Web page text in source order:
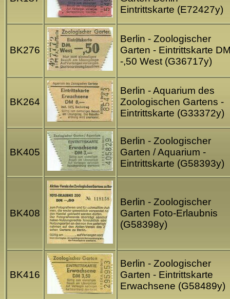
Eintrittskarte (E72427y)
BK276
Berlin - Zoologischer
Garten - Eintrittskarte
-,50 West (G36717y)
BK264
Berlin - Aquarium des
Zoologischen Gartens -
Eintrittskarte (G33372y)
BK405
Berlin - Zoologischer
Garten / Aquarium -
Eintrittskarte (G58393y)
BK408
Berlin - Zoologischer
Garten Foto-Erlaubnis
(G58398y)
BK416
Berlin - Zoologischer
Garten - Eintrittskarte
Erwachsene (G58489y)